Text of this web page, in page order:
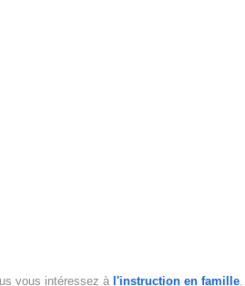
vous intéressez à l'instruction en famille